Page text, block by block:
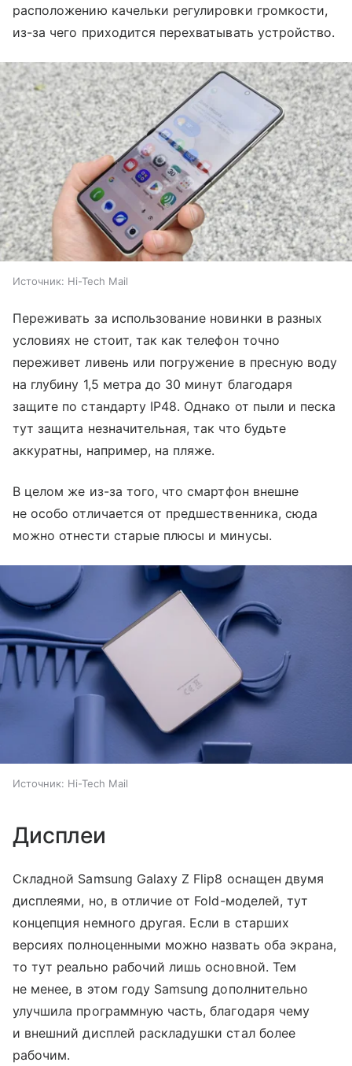
расположению качельки регулировки громкости,
из-за чего приходится перехватывать устройство.
Источник: Hi-Tech Mail
Переживать за использование новинки в разных
условиях не стоит, так как телефон точно
переживет ливень или погружение в пресную воду
на глубину 1,5 метра до 30 минут благодаря
защите по стандарту IP48. Однако от пыли и песка
тут защита незначительная, так что будьте
аккуратны, например, на пляже.
В целом же из-за того, что смартфон внешне
не особо отличается от предшественника, сюда
можно отнести старые плюсы и минусы.
Источник: Hi-Tech Mail
Дисплеи
Складной Samsung Galaxy Z Flip8 оснащен двумя
дисплеями, но, в отличие от Fold-моделей, тут
концепция немного другая. Если в старших
версиях полноценными можно назвать оба экрана,
то тут реально рабочий лишь основной. Тем
не менее, в этом году Samsung дополнительно
улучшила программную часть, благодаря чему
и внешний дисплей раскладушки стал более
рабочим.